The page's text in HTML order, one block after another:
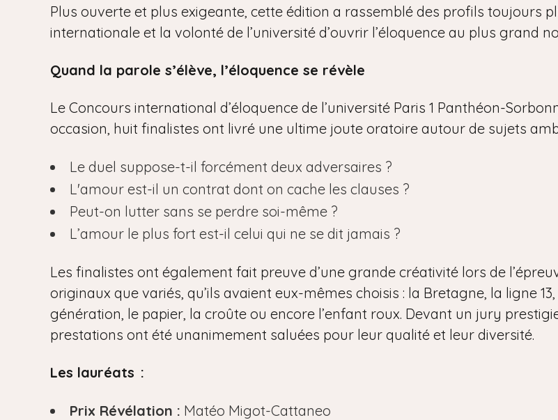
Plus ouverte et plus exigeante, cette édition a rassemblé des profils toujours
internationale et la volonté de l’université d’ouvrir l’éloquence au plus grand
Quand la parole s’élève, l’éloquence se révèle
Le Concours international d’éloquence de l’université Paris 1 Panthéon-
occasion, huit finalistes ont livré une ultime joute oratoire autour de sujets
Le duel suppose-t-il forcément deux adversaires ?
L'amour est-il un contrat dont on cache les clauses ?
Peut-on lutter sans se perdre soi-même ?
L’amour le plus fort est-il celui qui ne se dit jamais ?
Les finalistes ont également fait preuve d’une grande créativité lors de
originaux que variés, qu’ils avaient eux-mêmes choisis : la Bretagne, la ligne
génération, le papier, la croûte ou encore l’enfant roux. Devant un jury
prestations ont été unanimement saluées pour leur qualité et leur diversité.
Les lauréats :
Prix Révélation : Matéo Migot-Cattaneo